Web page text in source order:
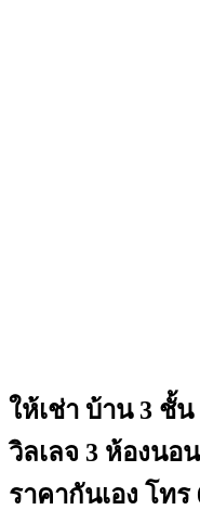
ให้เช่า บ้าน 3 ชั้
วิลเลจ 3 ห้องนอ
ราคากันเอง โทร